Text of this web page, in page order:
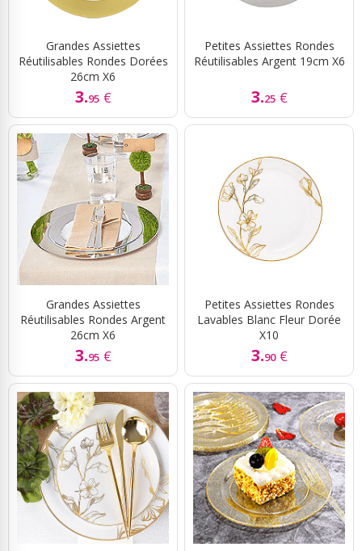
Grandes Assiettes
Réutilisables Rondes Dorées
26cm X6
3.95 €
Petites Assiettes Rondes
Réutilisables Argent 19cm X6
3.25 €
Grandes Assiettes
Réutilisables Rondes Argent
26cm X6
3.95 €
Petites Assiettes Rondes
Lavables Blanc Fleur Dorée
X10
3.90 €